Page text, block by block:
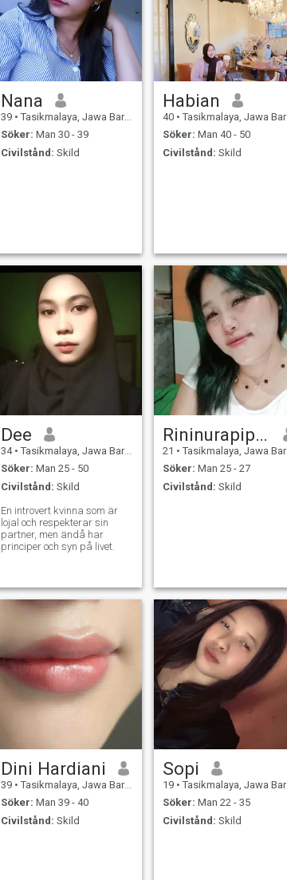
Nana
39 • Tasikmalaya, Jawa Barat, Indonesien
Söker: Man 30 - 39
Civilstånd: Skild
Habian
40 • Tasikmalaya, Jawa Barat, Indonesien
Söker: Man 40 - 50
Civilstånd: Skild
Dee
34 • Tasikmalaya, Jawa Barat, Indonesien
Söker: Man 25 - 50
Civilstånd: Skild
En introvert kvinna som är
lojal och respekterar sin
partner, men ändå har
principer och syn på livet.
Rininurapipah
21 • Tasikmalaya, Jawa Barat, Indonesien
Söker: Man 25 - 27
Civilstånd: Skild
Dini Hardiani
39 • Tasikmalaya, Jawa Barat, Indonesien
Söker: Man 39 - 40
Civilstånd: Skild
Sopi
19 • Tasikmalaya, Jawa Barat, Indonesien
Söker: Man 22 - 35
Civilstånd: Skild